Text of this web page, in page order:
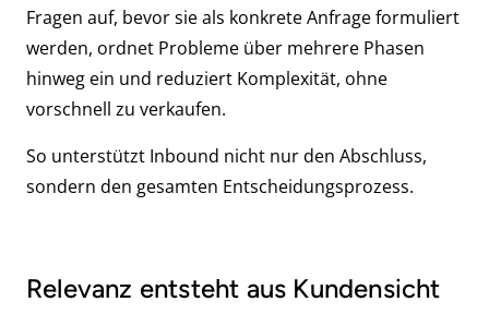
Fragen auf, bevor sie als konkrete Anfrage formuliert
werden, ordnet Probleme über mehrere Phasen
hinweg ein und reduziert Komplexität, ohne
vorschnell zu verkaufen.
So unterstützt Inbound nicht nur den Abschluss,
sondern den gesamten Entscheidungsprozess.
Relevanz entsteht aus Kundensicht